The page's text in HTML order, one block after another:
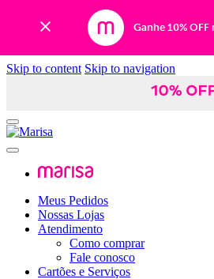
Ganhe 10%
Skip to content Skip to navigation
Meus Pedidos
Nossas Lojas
Atendimento
Como comprar
Fale conosco
Cartões e Serviços